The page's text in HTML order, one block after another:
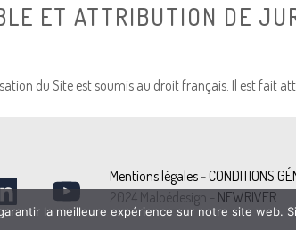
ET ATTRIBUTION DE
du Site est soumis au droit français. Il est fait
Mentions légales-CONDITIONS
2024 Maloédesign.- NEWRIVER
la meilleure expérience sur notre site